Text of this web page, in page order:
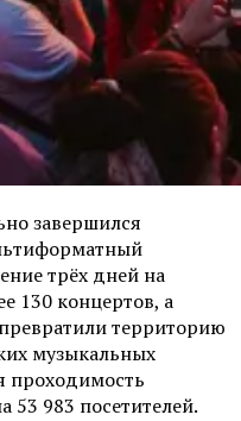
завершился
трёх дней на
130 концертов, а
территорию
музыкальных
проходимость
53 983 посетителей.